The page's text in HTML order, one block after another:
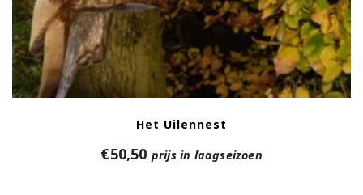
Het Uilennest
€50,50 prijs in laagseizoen